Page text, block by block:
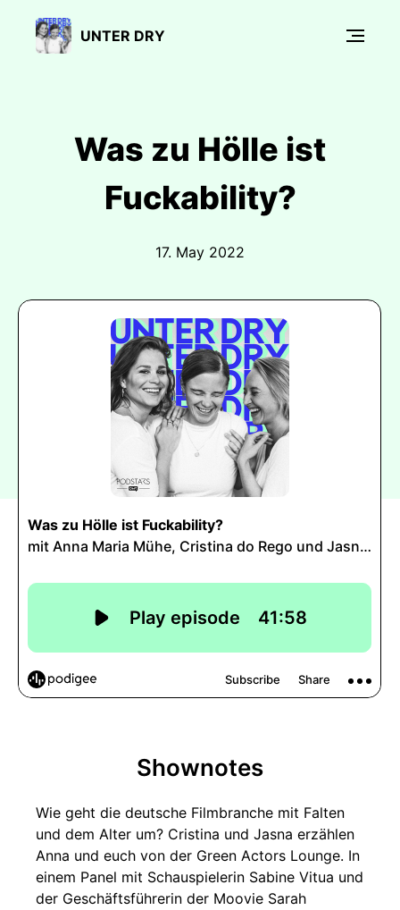
UNTER DRY
Was zu Hölle ist
Fuckability?
17. May 2022
Shownotes
Wie geht die deutsche Filmbranche mit Falten
und dem Alter um? Cristina und Jasna erzählen
Anna und euch von der Green Actors Lounge. In
einem Panel mit Schauspielerin Sabine Vitua und
der Geschäftsführerin der Moovie Sarah